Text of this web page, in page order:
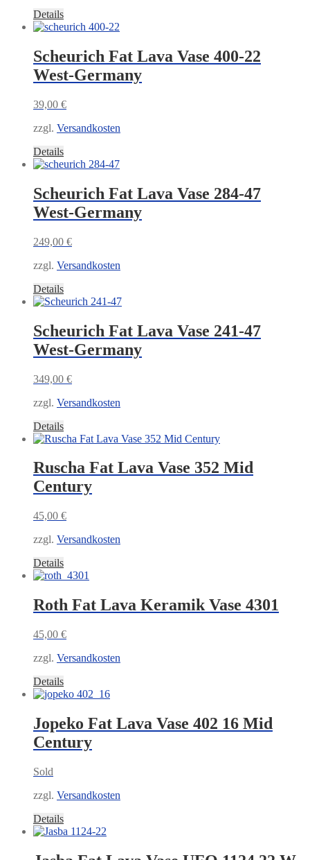
Details
Scheurich Fat Lava Vase 400-22
West-Germany
39,00 €
zzgl. Versandkosten
Details
Scheurich Fat Lava Vase 284-47
West-Germany
249,00 €
zzgl. Versandkosten
Details
Scheurich Fat Lava Vase 241-47
West-Germany
349,00 €
zzgl. Versandkosten
Details
Ruscha Fat Lava Vase 352 Mid
Century
45,00 €
zzgl. Versandkosten
Details
Roth Fat Lava Keramik Vase 4301
45,00 €
zzgl. Versandkosten
Details
Jopeko Fat Lava Vase 402 16 Mid
Century
Sold
zzgl. Versandkosten
Details